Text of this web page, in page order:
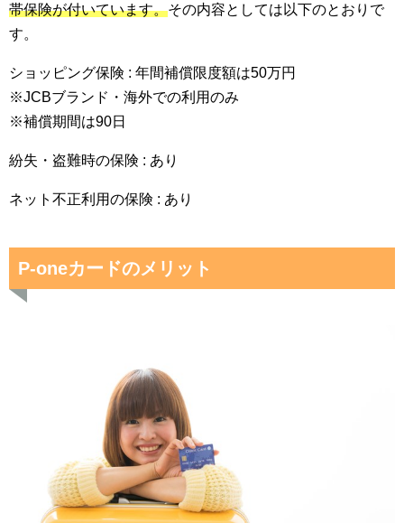
帯保険が付いています。その内容としては以下のとおりで
す。
ショッピング保険 : 年間補償限度額は50万円
※JCBブランド・海外での利用のみ
※補償期間は90日
紛失・盗難時の保険 : あり
ネット不正利用の保険 : あり
P-oneカードのメリット